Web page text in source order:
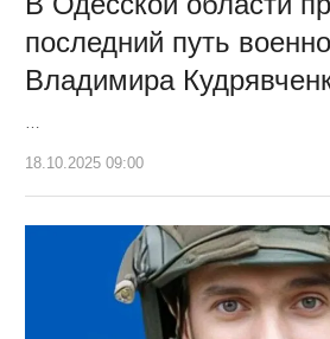
последний путь
Владимира
…
18.10.2025 09:00